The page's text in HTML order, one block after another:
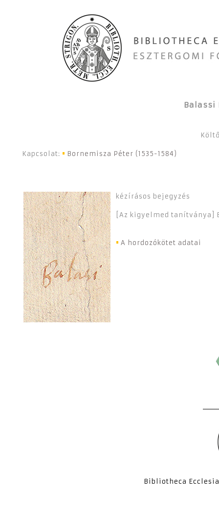
Balassi
Kapcsolat: Bornemisza Péter (1535-1584)
kézírásos bejegyzés
[Az kigyelmed tanítványa]
A hordozókötet adatai
Bibliotheca